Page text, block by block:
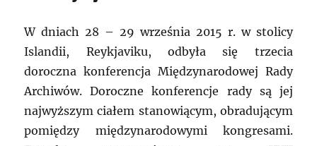
W dniach 28 – 29 września 2015 r. w stolicy
Islandii, Reykjaviku, odbyła się trzecia
doroczna konferencja Międzynarodowej Rady
Archiwów. Doroczne konferencje rady są jej
najwyższym ciałem stanowiącym, obradującym
pomiędzy międzynarodowymi kongresami.